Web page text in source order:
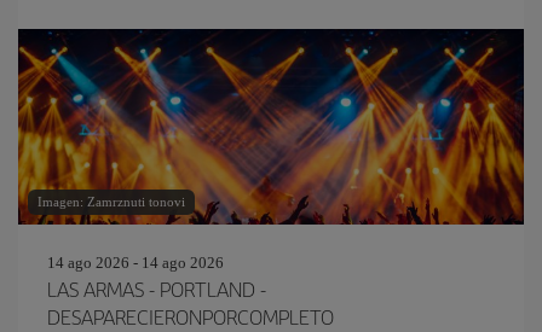
Imagen: Zamrznuti tonovi
14 ago 2026 - 14 ago 2026
LAS ARMAS - PORTLAND -
DESAPARECIERONPORCOMPLETO